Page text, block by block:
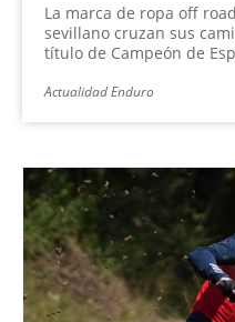
La marca de ropa off
sevillano cruzan sus
título de Campeón de
Actualidad Enduro